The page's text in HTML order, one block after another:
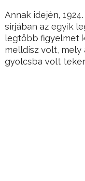
Annak idején,
sírjában az egyik
legtöbb figyelmet
melldísz volt,
gyolcsba volt